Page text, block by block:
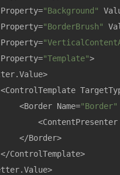
"Background"
"BorderBrush"
"Template">
<Border Name=
"Border"
<ContentPresenter
</Border>
ControlTemplate>